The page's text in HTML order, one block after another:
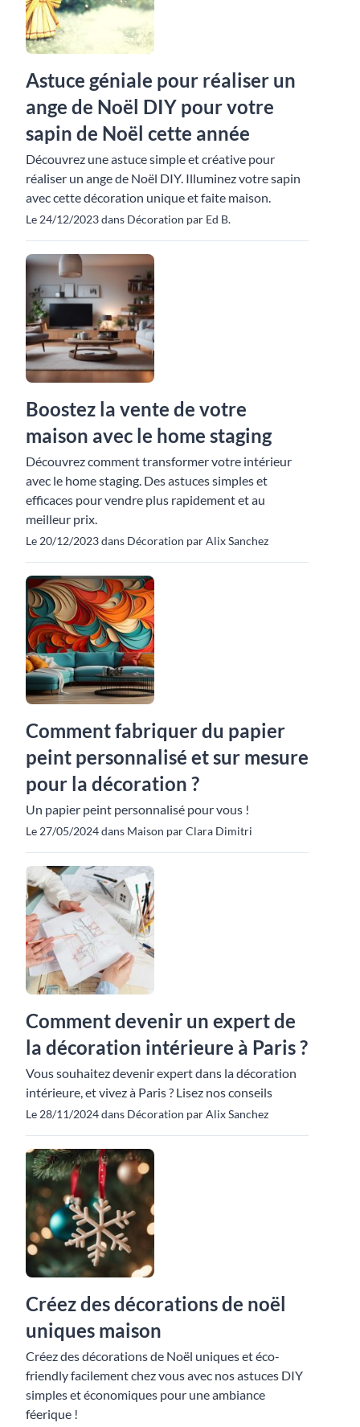
Astuce géniale pour réaliser un
ange de Noël DIY pour votre
sapin de Noël cette année
Découvrez une astuce simple et créative pour
réaliser un ange de Noël DIY. Illuminez votre sapin
avec cette décoration unique et faite maison.
Le 24/12/2023 dans Décoration par Ed B.
Boostez la vente de votre
maison avec le home staging
Découvrez comment transformer votre intérieur
avec le home staging. Des astuces simples et
efficaces pour vendre plus rapidement et au
meilleur prix.
Le 20/12/2023 dans Décoration par Alix Sanchez
Comment fabriquer du papier
peint personnalisé et sur mesure
pour la décoration ?
Un papier peint personnalisé pour vous !
Le 27/05/2024 dans Maison par Clara Dimitri
Comment devenir un expert de
la décoration intérieure à Paris ?
Vous souhaitez devenir expert dans la décoration
intérieure, et vivez à Paris ? Lisez nos conseils
Le 28/11/2024 dans Décoration par Alix Sanchez
Créez des décorations de noël
uniques maison
Créez des décorations de Noël uniques et éco-
friendly facilement chez vous avec nos astuces DIY
simples et économiques pour une ambiance
féerique !